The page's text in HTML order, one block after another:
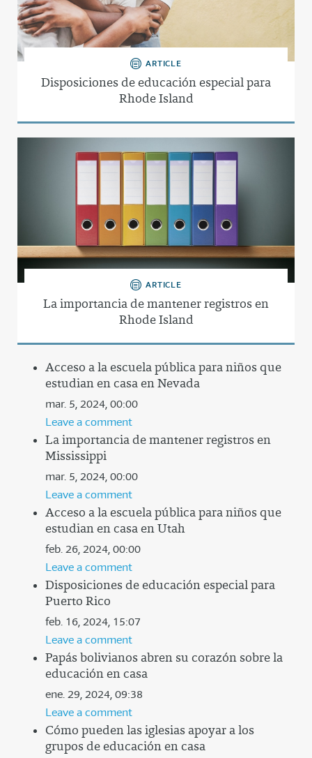
ARTICLE
Disposiciones de educación especial para
Rhode Island
ARTICLE
La importancia de mantener registros en
Rhode Island
Acceso a la escuela pública para niños que
estudian en casa en Nevada
mar. 5, 2024, 00:00
Leave a comment
La importancia de mantener registros en
Mississippi
mar. 5, 2024, 00:00
Leave a comment
Acceso a la escuela pública para niños que
estudian en casa en Utah
feb. 26, 2024, 00:00
Leave a comment
Disposiciones de educación especial para
Puerto Rico
feb. 16, 2024, 15:07
Leave a comment
Papás bolivianos abren su corazón sobre la
educación en casa
ene. 29, 2024, 09:38
Leave a comment
Cómo pueden las iglesias apoyar a los
grupos de educación en casa